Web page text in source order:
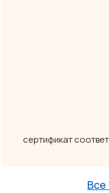
сертификат
Все